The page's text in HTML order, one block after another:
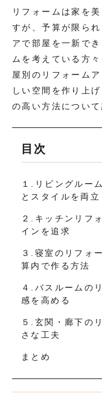
リフォームは家を
すが、予算が限ら
アで部屋を一新で
ムを考えている方
屋別のリフォーム
しい空間を作り上
の高い方法につい
目次
１.リビングルー
とスタイルを両立
２.キッチンリフ
インを追求
３.寝室のリフォ
算内で作る方法
４.バスルームの
感を高める
５.玄関・廊下の
さな工夫
まとめ